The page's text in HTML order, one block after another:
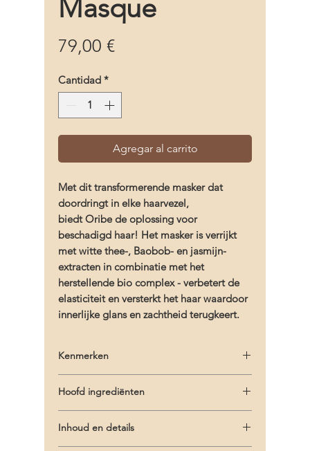
Masque
79,00 €Precio
Cantidad *
Agregar al carrito
Met dit transformerende masker dat
doordringt in elke haarvezel,
biedt Oribe de oplossing voor
beschadigd haar! Het masker is verrijkt
met witte thee-, Baobob- en jasmijn-
extracten in combinatie met het
herstellende bio complex - verbetert de
elasticiteit en versterkt het haar waardoor
innerlijke glans en zachtheid terugkeert.
Kenmerken
- Versterkt iedere vezel en vult zwakke
plekken op
- Verbetert de elasticiteit van het haar
Hoofd ingrediënten
lychee en Edelwess bloem extracten)
beschermen het haar tegen oxidatieve
Inhoud en details